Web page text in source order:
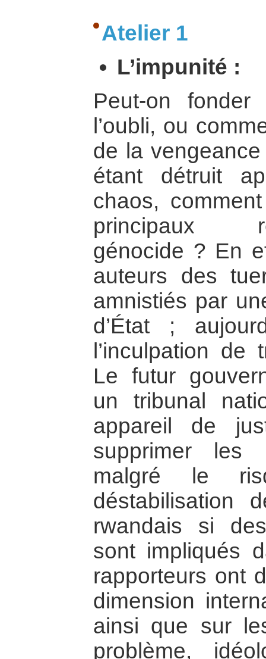
Atelier 1
L’impunité :
Peut-on
l’oubli, ou
de la vengeance
étant détruit
chaos,
principaux
génocide ? En
auteurs des
amnistiés par
d’État ;
l’inculpation de
Le futur
un tribunal
appareil de
supprimer les
malgré le
déstabilisation
rwandais si
sont impliqués
rapporteurs ont
dimension
ainsi que sur
problème,